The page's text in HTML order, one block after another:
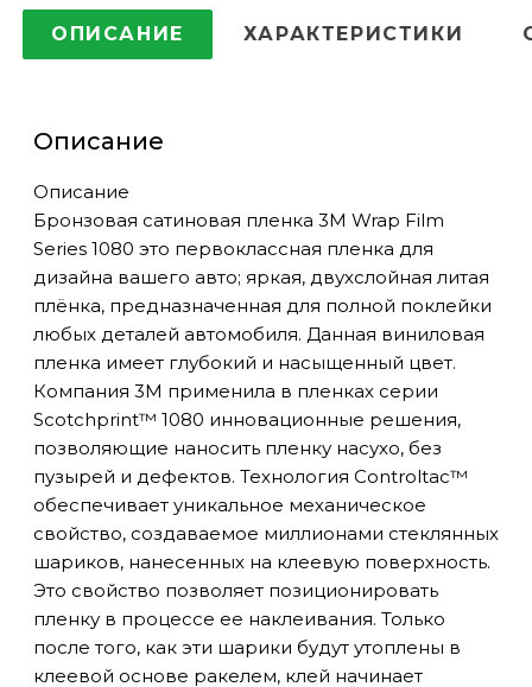
ОПИСАНИЕ ХАРАКТЕРИСТИКИ
Описание
Описание
Бронзовая сатиновая пленка 3M Wrap Film
Series 1080 это первоклассная пленка для
дизайна вашего авто; яркая, двухслойная литая
плёнка, предназначенная для полной поклейки
любых деталей автомобиля. Данная виниловая
пленка имеет глубокий и насыщенный цвет.
Компания 3М применила в пленках серии
Scotchprint™ 1080 инновационные решения,
позволяющие наносить пленку насухо, без
пузырей и дефектов. Технология Controltac™
обеспечивает уникальное механическое
свойство, создаваемое миллионами стеклянных
шариков, нанесенных на клеевую поверхность.
Это свойство позволяет позиционировать
пленку в процессе ее наклеивания. Только
после того, как эти шарики будут утоплены в
клеевой основе ракелем, клей начинает